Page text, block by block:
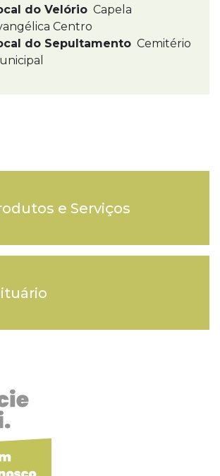
do Velório Capela
Centro
do Sepultamento Cemitério
e Serviços